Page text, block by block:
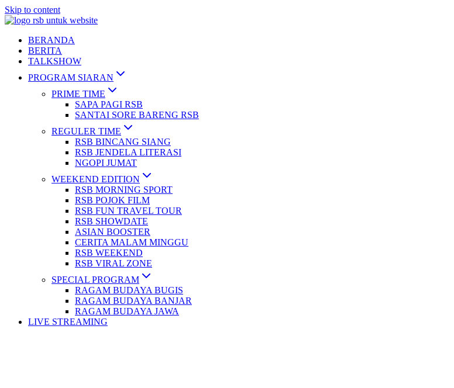
Skip to content
BERANDA
BERITA
TALKSHOW
PROGRAM SIARAN
PRIME TIME
SAPA PAGI RSB
SANTAI SORE BARENG RSB
REGULER TIME
RSB BINCANG SIANG
RSB JENDELA LITERASI
NGOPI JUMAT
WEEKEND EDITION
RSB MORNING SPORT
RSB POJOK FILM
RSB FUN TRAVEL TOUR
RSB SHOWDATE
ASIAN BOOSTER
CERITA MALAM MINGGU
RSB WEEKEND
RSB VIRAL ZONE
SPECIAL PROGRAM
RAGAM BUDAYA BUGIS
RAGAM BUDAYA BANJAR
RAGAM BUDAYA JAWA
LIVE STREAMING